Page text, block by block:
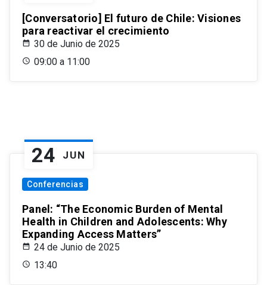
[Conversatorio] El futuro de Chile: Visiones
para reactivar el crecimiento
30 de Junio de 2025
09:00 a 11:00
24 JUN
Conferencias
Panel: “The Economic Burden of Mental
Health in Children and Adolescents: Why
Expanding Access Matters”
24 de Junio de 2025
13:40